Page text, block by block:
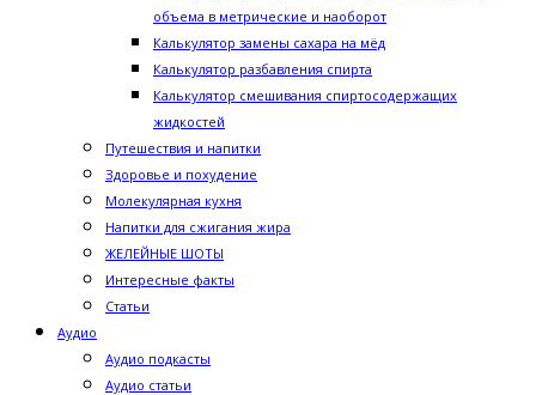
объема в метрические и наоборот
Калькулятор замены сахара на мёд
Калькулятор разбавления спирта
Калькулятор смешивания спиртосодержащих
жидкостей
Путешествия и напитки
Здоровье и похудение
Молекулярная кухня
Напитки для сжигания жира
ЖЕЛЕЙНЫЕ ШОТЫ
Интересные факты
Статьи
Аудио
Аудио подкасты
Аудио статьи